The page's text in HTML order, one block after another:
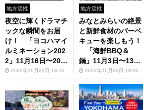
地方活性
夜空に輝くドラマチ
ックな瞬間をお届
け！ 「ヨコハマイ
ルミネーション202
2」11月16日〜2023
年2月14日開催
2022年10月21日 18:50
地方活性
みなとみらいの絶景
と新鮮食材のバーベ
キューを楽しもう！
「海鮮BBQ＆
鍋」11月3日〜13日
開催2022年10月20日 18:00